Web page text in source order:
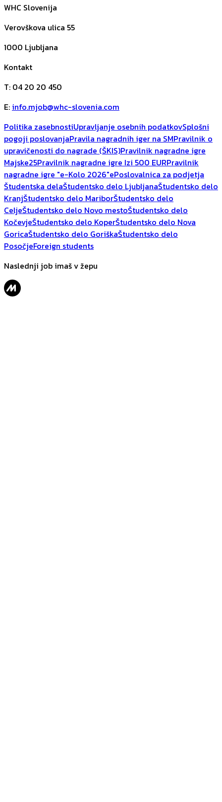
WHC Slovenija
Verovškova ulica 55
1000 Ljubljana
Kontakt
T: 04 20 20 450
E: info.mjob@whc-slovenia.com
Politika zasebnostiUpravljanje osebnih podatkovSplošni
pogoji poslovanjaPravila nagradnih iger na SMPravilnik o
upravičenosti do nagrade (ŠKIS)Pravilnik nagradne igre
Majske25Pravilnik nagradne igre Izi 500 EURPravilnik
nagradne igre "e-Kolo 2026"ePoslovalnica za podjetja
Študentska delaŠtudentsko delo LjubljanaŠtudentsko delo
KranjŠtudentsko delo MariborŠtudentsko delo
CeljeŠtudentsko delo Novo mestoŠtudentsko delo
KočevjeŠtudentsko delo KoperŠtudentsko delo Nova
GoricaŠtudentsko delo GoriškaŠtudentsko delo
PosočjeForeign students
Naslednji job imaš v žepu